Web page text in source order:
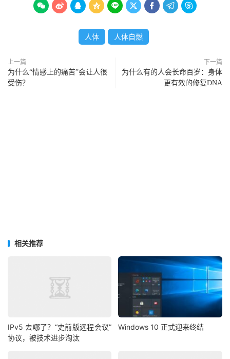
        
人体 人体自燃
上一篇
为什么“情感上的痛苦”会让人很
受伤？
下一篇
为什么有的人会长命百岁：身体
更有效的修复DNA
相关推荐
IPv5 去哪了？“史前版远程会议”
协议，被技术进步淘汰
Windows 10 正式迎来终结